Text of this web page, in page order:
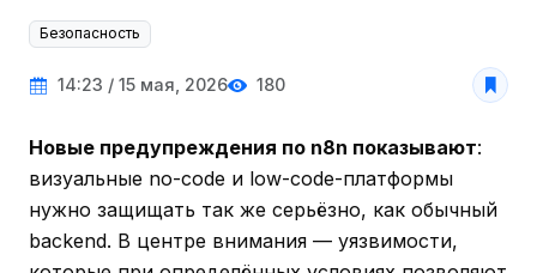
Безопасность
14:23 / 15 мая, 2026 180
Новые предупреждения по n8n показывают:
визуальные no-code и low-code-платформы
нужно защищать так же серьёзно, как обычный
backend. В центре внимания — уязвимости,